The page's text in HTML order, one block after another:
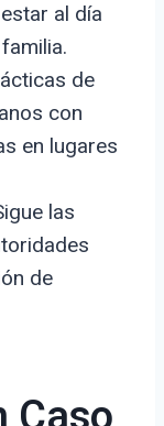
al día
de
con
en lugares
las
de